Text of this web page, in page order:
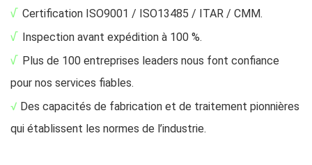
√ Certification ISO9001 / ISO13485 / ITAR / CMM.
√ Inspection avant expédition à 100 %.
√ Plus de 100 entreprises leaders nous font confiance
pour nos services fiables.
√ Des capacités de fabrication et de traitement pionnières
qui établissent les normes de l’industrie.